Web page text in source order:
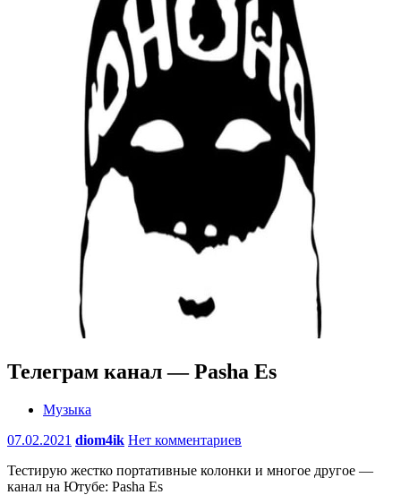
Телеграм канал — Pasha Es
Музыка
07.02.2021 diom4ik Нет комментариев
Тестирую жестко портативные колонки и многое другое —
канал на Ютубе: Pasha Es